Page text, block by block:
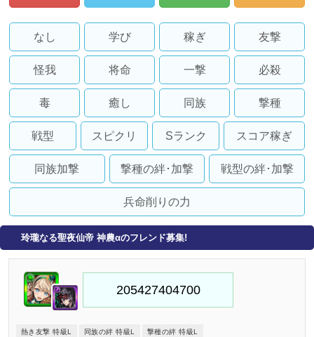
なし 学び 稼ぎ 友撃
怪我 将命 一撃 必殺
毒 癒し 同族 撃種
戦型 スピクリ Sランク スコア稼ぎ
同族加撃 撃種の絆･加撃 戦型の絆･加撃
兵命削りの力
玲瓏なる聖夜仙帝 神農αのフレンド募集!
熱き友撃 特級L 同族の絆 特級L 撃種の絆 特級L